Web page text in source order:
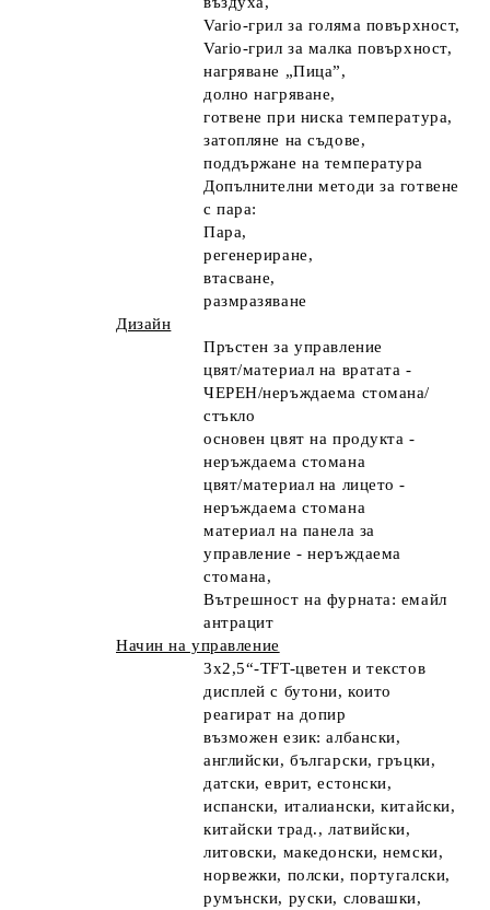
Vario-грил за голяма повърхност,
Vario-грил за малка повърхност,
нагряване „Пица”,
долно нагряване,
готвене при ниска температура,
затопляне на съдове,
поддържане на температура
Допълнителни методи за готвене
с пара:
Пара,
регенериране,
втасване,
размразяване
Дизайн
Пръстен за управление
цвят/материал на вратата -
ЧЕРЕН/неръждаема стомана/
стъкло
основен цвят на продукта -
неръждаема стомана
цвят/материал на лицето -
неръждаема стомана
материал на панела за
управление - неръждаема
стомана,
Вътрешност на фурната: емайл
антрацит
Начин на управление
3x2,5“-TFT-цветен и текстов
дисплей с бутони, които
реагират на допир
възможен език: албански,
английски,български, гръцки,
датски, еврит, естонски,
испански, италиански, китайски,
китайски трад., латвийски,
литовски, македонски, немски,
норвежки, полски, португалски,
румънски, руски, словашки,